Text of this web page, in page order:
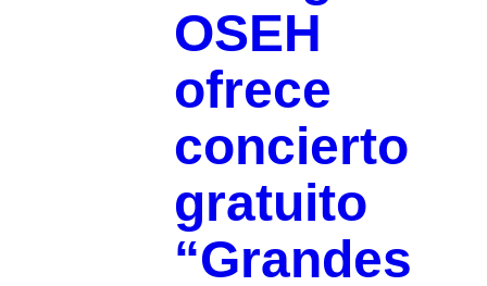
OSEH
ofrece
concierto
gratuito
“Grandes